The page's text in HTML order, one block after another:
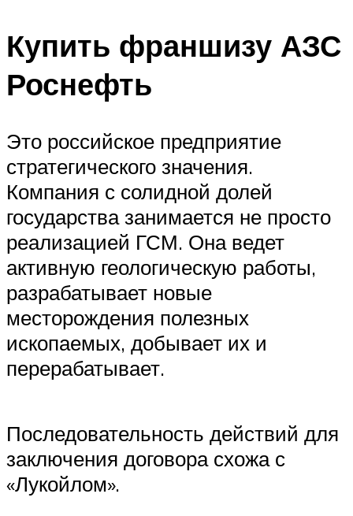
Купить франшизу АЗС
Роснефть
Это российское предприятие
стратегического значения.
Компания с солидной долей
государства занимается не просто
реализацией ГСМ. Она ведет
активную геологическую работы,
разрабатывает новые
месторождения полезных
ископаемых, добывает их и
перерабатывает.
Последовательность действий для
заключения договора схожа с
«Лукойлом».